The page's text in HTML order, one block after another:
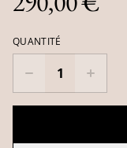
QUANTITÉ